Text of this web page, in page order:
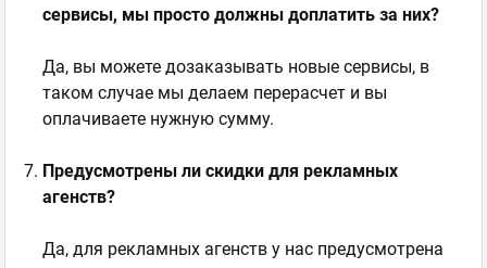
сервисы, мы просто должны доплатить за них?
Да, вы можете дозаказывать новые сервисы, в
таком случае мы делаем перерасчет и вы
оплачиваете нужную сумму.
Предусмотрены ли скидки для рекламных
агенств?
Да, для рекламных агенств у нас предусмотрена